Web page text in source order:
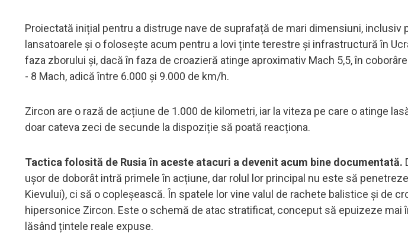
Proiectată inițial pentru a distruge nave de suprafață de mari dimensiuni, inclusiv
lansatoarele și o folosește acum pentru a lovi ținte terestre și infrastructură în
faza zborului și, dacă în faza de croazieră atinge aproximativ Mach 5,5, în
- 8 Mach, adică între 6.000 și 9.000 de km/h.
Zircon are o rază de acțiune de 1.000 de kilometri, iar la viteza pe care o atinge
doar cateva zeci de secunde la dispoziție să poată reacționa.
Tactica folosită de Rusia în aceste atacuri a devenit acum bine documentată.
ușor de doborât intră primele în acțiune, dar rolul lor principal nu este să
Kievului), ci să o copleșească. În spatele lor vine valul de rachete balistice și de
hipersonice Zircon. Este o schemă de atac stratificat, conceput să epuizeze mai
lăsând țintele reale expuse.